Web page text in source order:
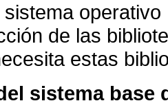
de las
estas
sistema base